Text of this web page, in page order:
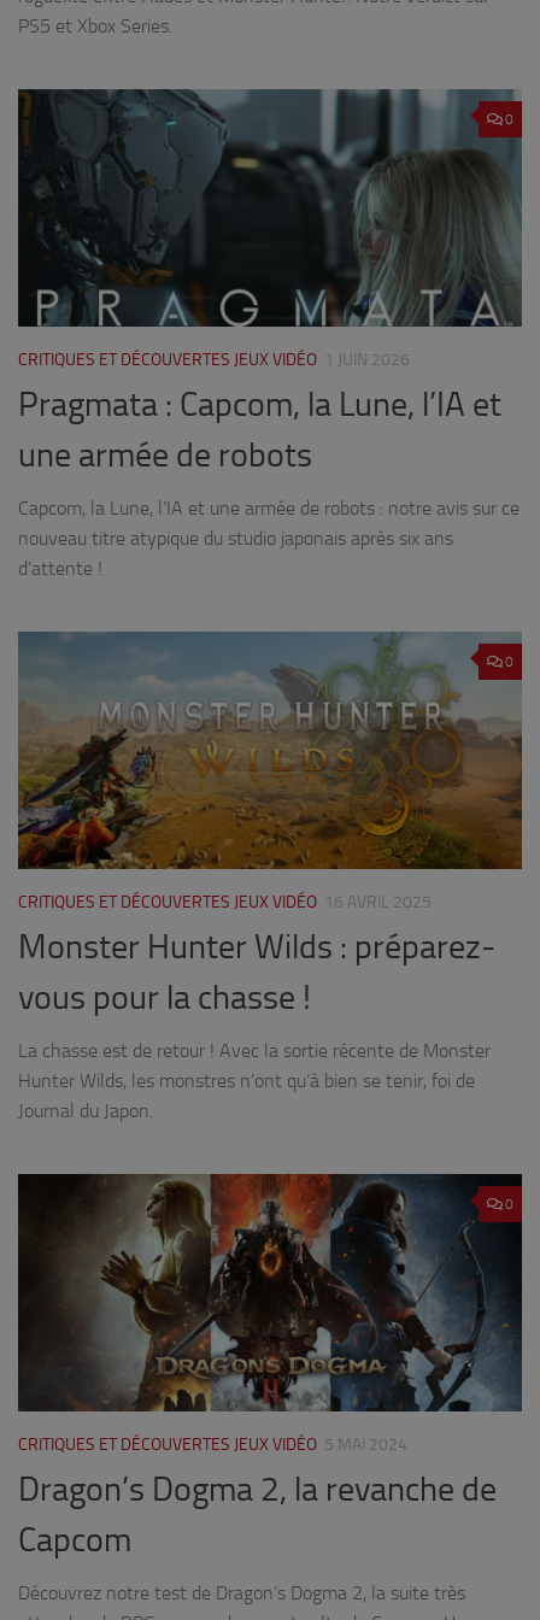
PS5 et Xbox Series.
0
CRITIQUES ET DÉCOUVERTES JEUX VIDÉO 1 JUIN 2026
Pragmata : Capcom, la Lune, l’IA et
une armée de robots
Capcom, la Lune, l’IA et une armée de robots : notre avis sur ce
nouveau titre atypique du studio japonais après six ans
d’attente !
0
CRITIQUES ET DÉCOUVERTES JEUX VIDÉO 16 AVRIL 2025
Monster Hunter Wilds : préparez-
vous pour la chasse !
La chasse est de retour ! Avec la sortie récente de Monster
Hunter Wilds, les monstres n’ont qu’à bien se tenir, foi de
Journal du Japon.
0
CRITIQUES ET DÉCOUVERTES JEUX VIDÉO 5 MAI 2024
Dragon’s Dogma 2, la revanche de
Capcom
Découvrez notre test de Dragon’s Dogma 2, la suite très